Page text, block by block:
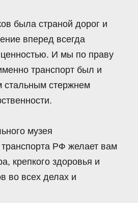
была страной дорог и
вперед всегда
ценностью. И мы по праву
транспорт был и
стальным стержнем
музея
РФ желает вам
крепкого здоровья и
во всех делах и